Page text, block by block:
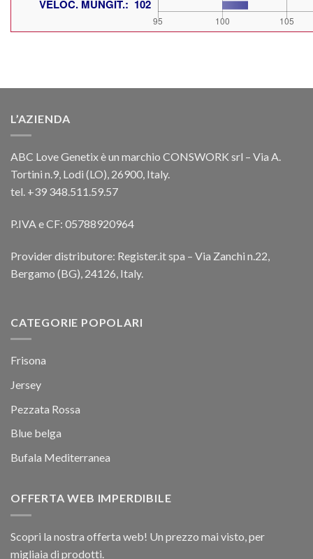
L’AZIENDA
ABC Love Genetix è un marchio CONSWORK srl – Via A.
Tortini n.9, Lodi (LO), 26900, Italy.
tel. +39 348.511.59.57
P.IVA e CF: 05788920964
Provider distributore: Register.it spa – Via Zanchi n.22,
Bergamo (BG), 24126, Italy.
CATEGORIE POPOLARI
Frisona
Jersey
Pezzata Rossa
Blue belga
Bufala Mediterranea
OFFERTA WEB IMPERDIBILE
Scopri la nostra offerta web! Un prezzo mai visto, per
migliaia di prodotti.